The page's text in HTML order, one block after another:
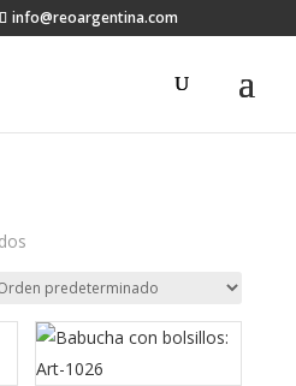
info@reoargentina.com